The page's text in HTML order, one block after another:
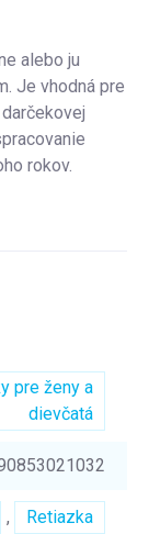
alebo ju
Je vhodná pre
rokov.
pre ženy a
dievčatá
, Retiazka